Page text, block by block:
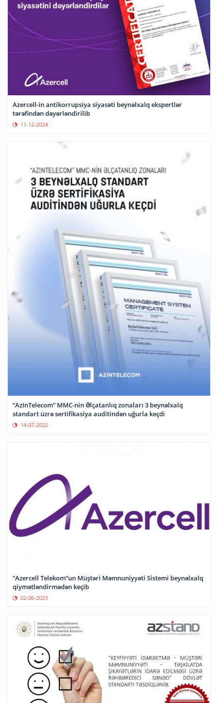
Azercell-in antikorrupsiya siyasəti beynəlxalq ekspertlər
tərəfindən dəyərləndirilib
11-12-2024
“AzInTelecom” MMC-nin Əlçatanlıq zonaları 3 beynəlxalq
14-07-2022
“Azercell Telekom”un Müştəri Məmnuniyyəti Sistemi beynəlxalq
qiymətləndirmədən keçib
02-06-2023